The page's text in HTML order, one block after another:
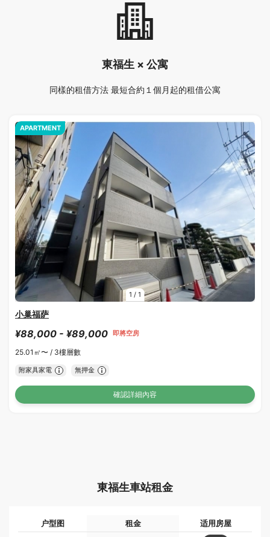
東福生 × 公寓
同樣的租借方法 最短合約１個月起的租借公寓
1 / 1
APARTMENT
小巢福萨
¥88,000 - ¥89,000 即將空房
25.01㎡〜 / 3樓層數
附家具家電 無押金
確認詳細內容
東福生車站租金
户型图 租金
适用房屋